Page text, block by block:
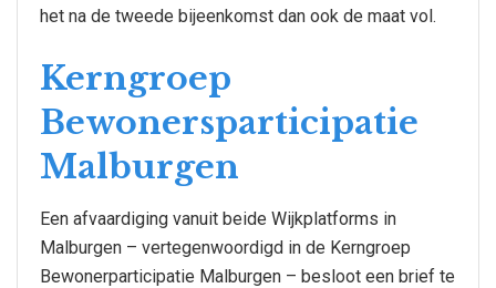
het na de tweede bijeenkomst dan ook de maat vol.
Kerngroep
Bewonersparticipatie
Malburgen
Een afvaardiging vanuit beide Wijkplatforms in
Malburgen – vertegenwoordigd in de Kerngroep
Bewonerparticipatie Malburgen – besloot een brief te